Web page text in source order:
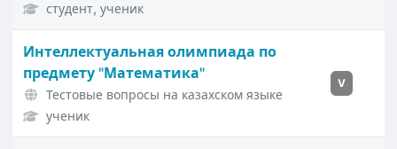
студент, ученик
Интеллектуальная олимпиада по
предмету "Математика"
Тестовые вопросы на казахском языке
ученик
V